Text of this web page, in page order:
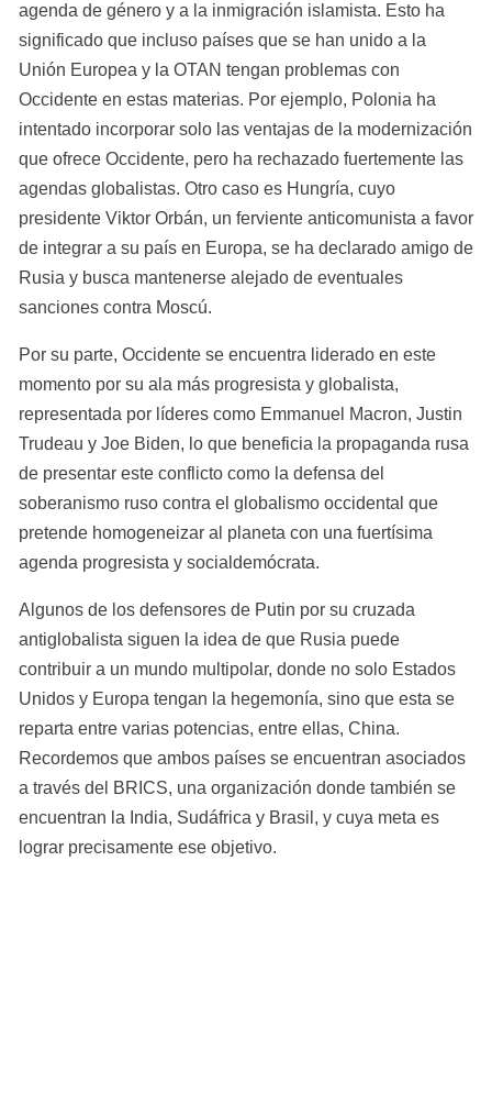
agenda de género y a la inmigración islamista. Esto ha
significado que incluso países que se han unido a la
Unión Europea y la OTAN tengan problemas con
Occidente en estas materias. Por ejemplo, Polonia ha
intentado incorporar solo las ventajas de la modernización
que ofrece Occidente, pero ha rechazado fuertemente las
agendas globalistas. Otro caso es Hungría, cuyo
presidente Viktor Orbán, un ferviente anticomunista a favor
de integrar a su país en Europa, se ha declarado amigo de
Rusia y busca mantenerse alejado de eventuales
sanciones contra Moscú.
Por su parte, Occidente se encuentra liderado en este
momento por su ala más progresista y globalista,
representada por líderes como Emmanuel Macron, Justin
Trudeau y Joe Biden, lo que beneficia la propaganda rusa
de presentar este conflicto como la defensa del
soberanismo ruso contra el globalismo occidental que
pretende homogeneizar al planeta con una fuertísima
agenda progresista y socialdemócrata.
Algunos de los defensores de Putin por su cruzada
antiglobalista siguen la idea de que Rusia puede
contribuir a un mundo multipolar, donde no solo Estados
Unidos y Europa tengan la hegemonía, sino que esta se
reparta entre varias potencias, entre ellas, China.
Recordemos que ambos países se encuentran asociados
a través del BRICS, una organización donde también se
encuentran la India, Sudáfrica y Brasil, y cuya meta es
lograr precisamente ese objetivo.